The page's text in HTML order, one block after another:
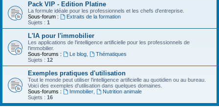
Pack VIP - Edition Platine
La formule idéale pour les professionnels et les chefs d'entreprise.
Sous-forum :
Extraits de la formation
Sujets : 1
L'IA pour l'immobilier
Les applications de l'intelligence artificielle pour les professionnels de
l'immobilier.
Sous-forums :
Le blog,
Thématiques
Sujets : 12
Exemples pratiques d'utilisation
Tout le monde peut utiliser l'intelligence artificielle au quotidien ou au bureau.
Voici des exemples d'utilisation dans quelques domaines.
Sous-forums :
Immobilier,
Nutrition animale
Sujets : 16